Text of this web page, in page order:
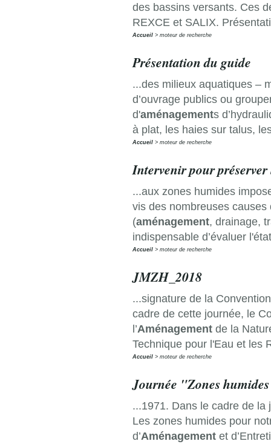
des bassins versants. Ces
REXCE et SALIX.
Accueil moteur de recherche
Présentation du guide
...des milieux aquatiques –
d’ouvrage publics ou
d'aménagements
à plat, les haies sur talus,
Accueil moteur de recherche
Intervenir pour préserver
...aux zones humides
vis des nombreuses
(aménagement, drainage,
indispensable d’évaluer
Accueil moteur de recherche
JMZH_2018
...signature de la
cadre de cette journée, le
l’Aménagement de la
Technique pour l'Eau et les
Accueil moteur de recherche
Journée "Zones
...1971. Dans le cadre de
Les zones humides pour
d’Aménagement et